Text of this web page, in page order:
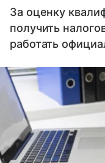
За оценку
получить
работать